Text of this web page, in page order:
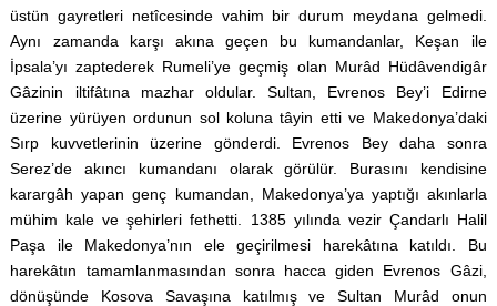
üstün gayretleri netîcesinde vahim bir durum meydana gelmedi.
Aynı zamanda karşı akına geçen bu kumandanlar, Keşan ile
İpsala’yı zaptederek Rumeli’ye geçmiş olan Murâd Hüdâvendigâr
Gâzinin iltifâtına mazhar oldular. Sultan, Evrenos Bey’i Edirne
üzerine yürüyen ordunun sol koluna tâyin etti ve Makedonya’daki
Sırp kuvvetlerinin üzerine gönderdi. Evrenos Bey daha sonra
Serez’de akıncı kumandanı olarak görülür. Burasını kendisine
karargâh yapan genç kumandan, Makedonya’ya yaptığı akınlarla
mühim kale ve şehirleri fethetti. 1385 yılında vezir Çandarlı Halil
Paşa ile Makedonya’nın ele geçirilmesi harekâtına katıldı. Bu
harekâtın tamamlanmasından sonra hacca giden Evrenos Gâzi,
dönüşünde Kosova Savaşına katılmış ve Sultan Murâd onun